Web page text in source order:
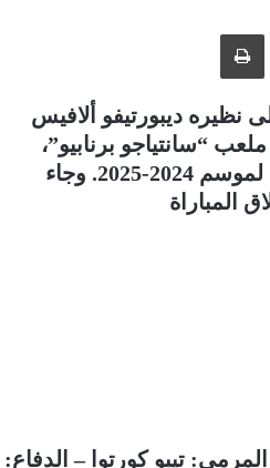
عبر البريد طباعة
نظيره ديبورتيفو ألافيس
على ملعب “سانتياجو برنابيو”،
لموسم 2024-2025. وجاء
تيبو كورتوا – الدفاع: